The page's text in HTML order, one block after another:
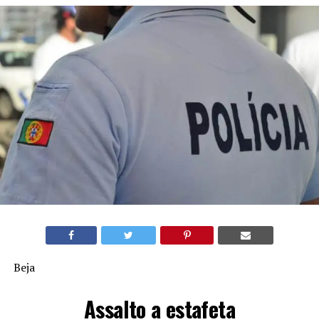
Beja
Assalto a estafeta